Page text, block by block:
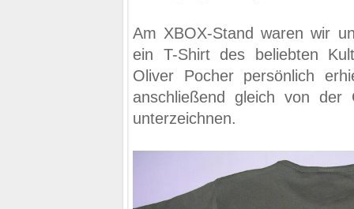
Am XBOX-Stand waren wir
ein T-Shirt des beliebten
Oliver Pocher persönlich
anschließend gleich von der
unterzeichnen.